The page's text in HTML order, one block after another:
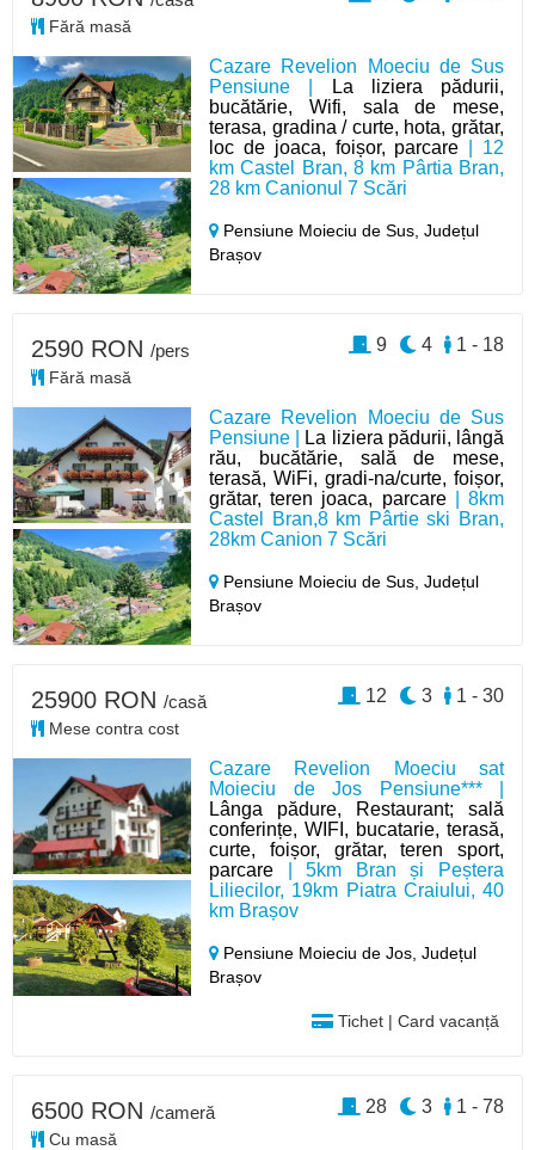
Cazare Revelion Moeciu de Sus
Pensiune |
La liziera pădurii,
bucătărie, Wifi, sala de mese,
terasa, gradina / curte, hota, grătar,
loc de joaca, foișor, parcare | 12
km Castel Bran, 8 km Pârtia Bran,
28 km Canionul 7 Scări
Pensiune Moieciu de Sus,Județul
Brașov
Fără masă
Cazare Revelion Moeciu de Sus
Pensiune |
La liziera pădurii, lângă
rău, bucătărie, sală de mese,
terasă, WiFi, gradi-na/curte, foișor,
grătar, teren joaca, parcare| 8km
Castel Bran,8 km Pârtie ski Bran,
28km Canion 7 Scări
Pensiune Moieciu de Sus,Județul
Brașov
2590 RON /pers
Fără masă
1 - 18
4
9
Cazare Revelion Moeciu sat
Moieciu de Jos Pensiune*** |
Lânga pădure, Restaurant; sală
conferințe, WIFI, bucatarie, terasă,
curte, foișor, grătar, teren sport,
parcare | 5km Bran și Peștera
Liliecilor, 19km Piatra Craiului, 40
km Brașov
Pensiune Moieciu de Jos,Județul
Brașov
Tichet | Card vacanță
25900 RON /casă
Mese contra cost
1 - 30
3
12
6500 RON /cameră
Cu masă
1 - 78
3
28